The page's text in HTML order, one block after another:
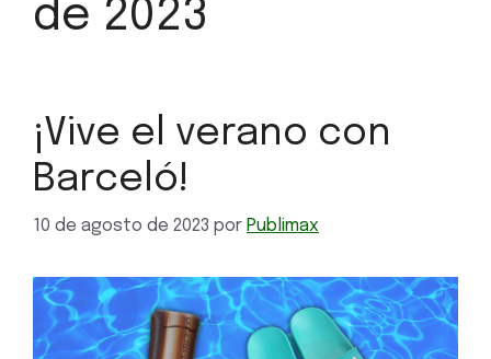
de 2023
¡Vive el verano con
Barceló!
10 de agosto de 2023 por Publimax